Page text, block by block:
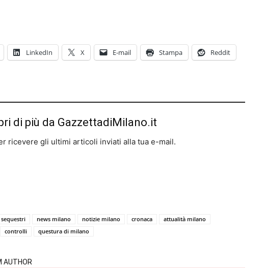
LinkedIn X E-mail Stampa Reddit
di più da GazzettadiMilano.it
ricevere gli ultimi articoli inviati alla tua e-mail.
sequestri news milano notizie milano cronaca
attualità milano
controlli questura di milano
AUTHOR